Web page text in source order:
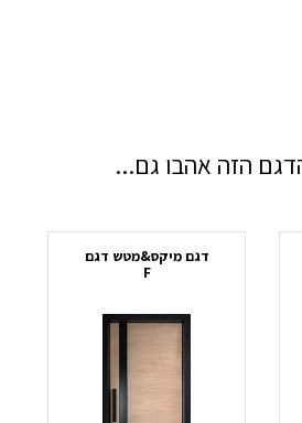
הזה אהבו גם...
דגם מיקס&מטש דגם
F